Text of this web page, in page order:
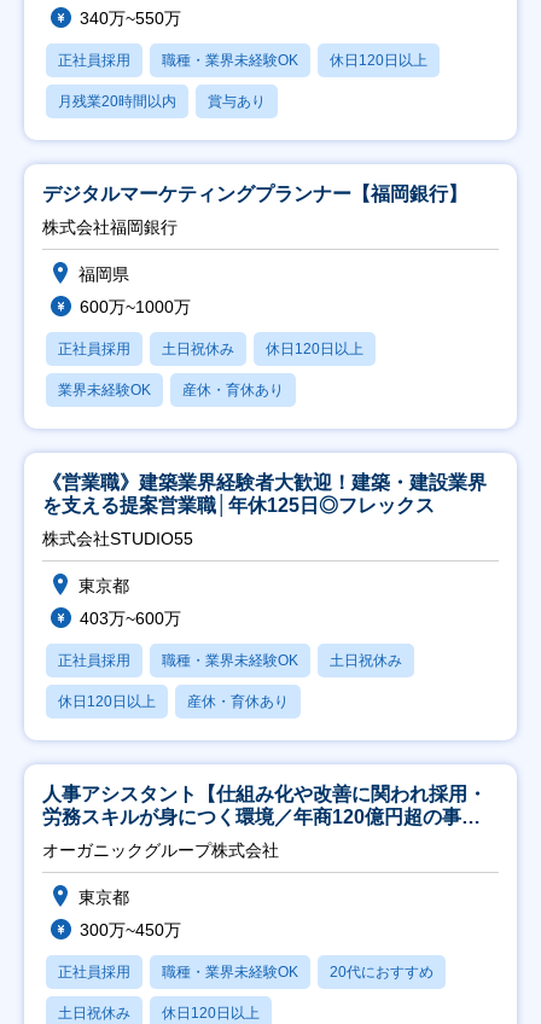
340万~550万
正社員採用 職種・業界未経験OK 休日120日以上
月残業20時間以内 賞与あり
デジタルマーケティングプランナー【福岡銀行】
株式会社福岡銀行
福岡県
600万~1000万
正社員採用 土日祝休み 休日120日以上
業界未経験OK 産休・育休あり
《営業職》建築業界経験者大歓迎！建築・建設業界
を支える提案営業職│年休125日◎フレックス
株式会社STUDIO55
東京都
403万~600万
正社員採用 職種・業界未経験OK 土日祝休み
休日120日以上 産休・育休あり
人事アシスタント【仕組み化や改善に関われ採用・
労務スキルが身につく環境／年商120億円超の事業
会社】
オーガニックグループ株式会社
東京都
300万~450万
正社員採用 職種・業界未経験OK 20代におすすめ
土日祝休み 休日120日以上